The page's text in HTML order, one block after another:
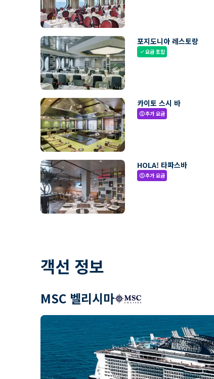
포지도니아 레스토랑
check요금 포함
카이토 스시 바
paid추가 요금
HOLA! 타파스바
paid추가 요금
객선 정보
MSC 벨리시마